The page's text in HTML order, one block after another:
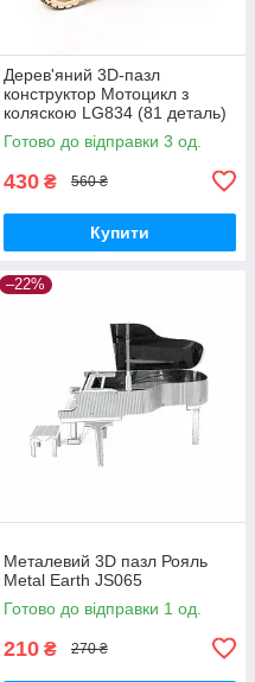
Дерев'яний 3D-пазл
конструктор Мотоцикл з
коляскою LG834 (81 деталь)
Готово до відправки 3 од.
430 ₴ 560 ₴
Купити
–22%
Металевий 3D пазл Рояль
Metal Earth JS065
Готово до відправки 1 од.
210 ₴ 270 ₴